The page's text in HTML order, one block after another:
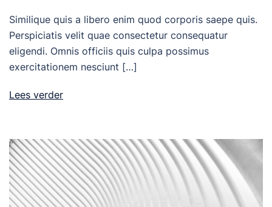
Similique quis a libero enim quod corporis saepe quis.
Perspiciatis velit quae consectetur consequatur
eligendi. Omnis officiis quis culpa possimus
exercitationem nesciunt […]
Lees verder